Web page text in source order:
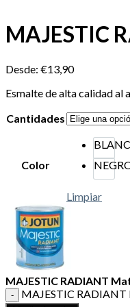
MAJESTIC
Desde: €13,90
Esmalte de alta calidad al
Cantidades
Color
Limpiar
MAJESTIC RADIANT
MAJESTIC